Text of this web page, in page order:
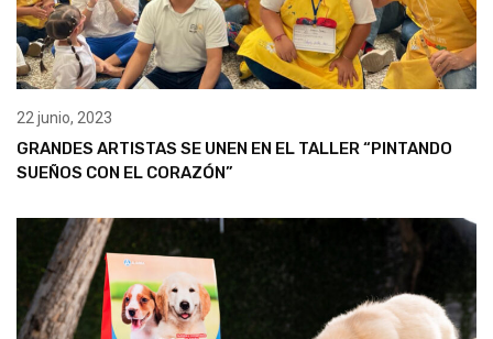
22 junio, 2023
GRANDES ARTISTAS SE UNEN EN EL TALLER “PINTANDO
SUEÑOS CON EL CORAZÓN”